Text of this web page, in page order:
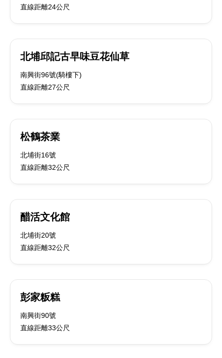
直線距離24公尺
北埔邱記古早味豆花仙草
南興街96號(騎樓下)
直線距離27公尺
松鶴茶業
北埔街16號
直線距離32公尺
醋活文化館
北埔街20號
直線距離32公尺
彭家粄糕
南興街90號
直線距離33公尺